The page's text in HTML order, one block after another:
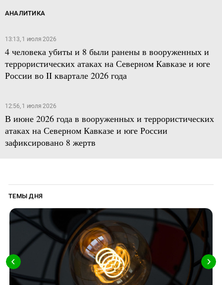
АНАЛИТИКА
13:13, 1 июля 2026
4 человека убиты и 8 были ранены в вооруженных и
террористических атаках на Северном Кавказе и юге
России во II квартале 2026 года
12:56, 1 июля 2026
В июне 2026 года в вооруженных и террористических
атаках на Северном Кавказе и юге России
зафиксировано 8 жертв
ТЕМЫ ДНЯ